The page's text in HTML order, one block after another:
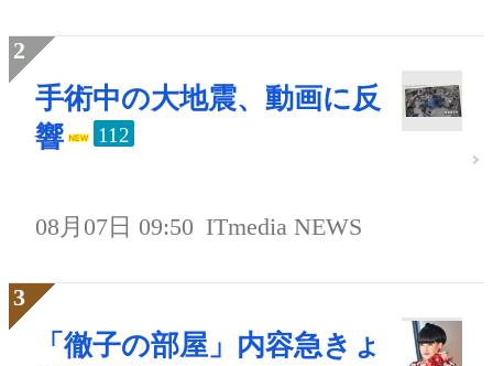
手術中の大地震、動画に反
響
112
08月07日 09:50 ITmedia NEWS
「徹子の部屋」内容急きょ